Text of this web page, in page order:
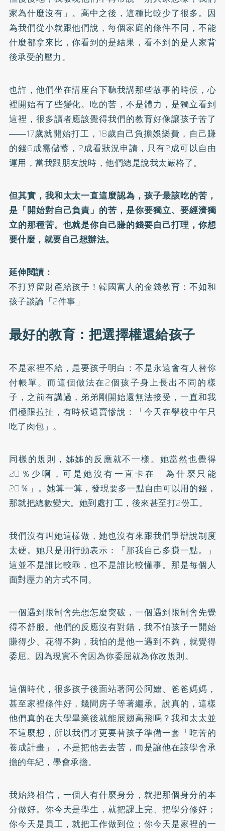
家為什麼沒有」。高中之後，這種比較少了很多。因
為我們從小就跟他們說，每個家庭的條件不同，不能
什麼都拿來比，你看到的是結果，看不到的是人家背
後承受的壓力。
也許，他們坐在講座台下聽我講那些故事的時候，心
裡開始有了些變化。吃的苦，不是體力，是獨立看到
這裡，很多讀者應該覺得我們的教育好像讓孩子苦了
――17歲就開始打工，18歲自己負擔娛樂費，自己賺
的錢6成需儲蓄，2成看狀況申請，只有2成可以自由
運用，當我跟朋友說時，他們總是說我太嚴格了。
但其實，我和太太一直這麼認為，孩子最該吃的苦，
是「開始對自己負責」的苦，是你要獨立、要經濟獨
立的那種苦。也就是你自己賺的錢要自己打理，你想
要什麼，就要自己想辦法。
延伸閱讀：
不打算留財產給孩子！韓國富人的金錢教育：不如和
孩子談論「2件事」
最好的教育：把選擇權還給孩子
不是家裡不給，是要孩子明白：不是永遠會有人替你
付帳單。而這個做法在2個孩子身上長出不同的樣
子，之前有講過，弟弟剛開始還無法接受，一直和我
們極限拉扯，有時候還賣慘說：「今天在學校中午只
吃了肉包」。
同樣的規則，姊姊的反應就不一樣。她當然也覺得
20％少啊，可是她沒有一直卡在「為什麼只能
20％」。她算一算，發現要多一點自由可以用的錢，
那就把總數變大。她到處打工，後來甚至打2份工。
我們沒有叫她這樣做，她也沒有來跟我們爭辯說制度
太硬。她只是用行動表示：「那我自己多賺一點。」
這並不是誰比較乖，也不是誰比較懂事。那是每個人
面對壓力的方式不同。
一個遇到限制會先想怎麼突破，一個遇到限制會先覺
得不舒服。他們的反應沒有對錯，我不怕孩子一開始
賺得少、花得不夠，我怕的是他一遇到不夠，就覺得
委屈。因為現實不會因為你委屈就為你改規則。
這個時代，很多孩子後面站著阿公阿嬤、爸爸媽媽，
甚至家裡條件好，幾間房子等著繼承。說真的，這樣
他們真的在大學畢業後就能展翅高飛嗎？我和太太並
不這麼想，所以我們才更要替孩子準備一套「吃苦的
養成計畫」，不是把他丟去苦，而是讓他在該學會承
擔的年紀，學會承擔。
我始終相信，一個人有什麼身分，就把那個身分的本
分做好。你今天是學生，就把課上完、把學分修好；
你今天是員工，就把工作做到位；你今天是家裡的一